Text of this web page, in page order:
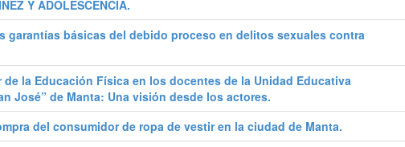
Y ADOLESCENCIA.
garantías básicas del debido proceso en delitos sexuales contra
de la Educación Física en los docentes de la Unidad Educativa
José” de Manta: Una visión desde los actores.
del consumidor de ropa de vestir en la ciudad de Manta.